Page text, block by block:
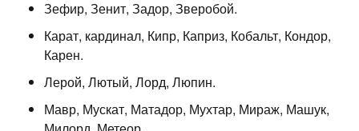
Зефир, Зенит, Задор, Зверобой.
Карат, кардинал, Кипр, Каприз, Кобальт, Кондор,
Карен.
Лерой, Лютый, Лорд, Люпин.
Мавр, Мускат, Матадор, Мухтар, Мираж, Машук,